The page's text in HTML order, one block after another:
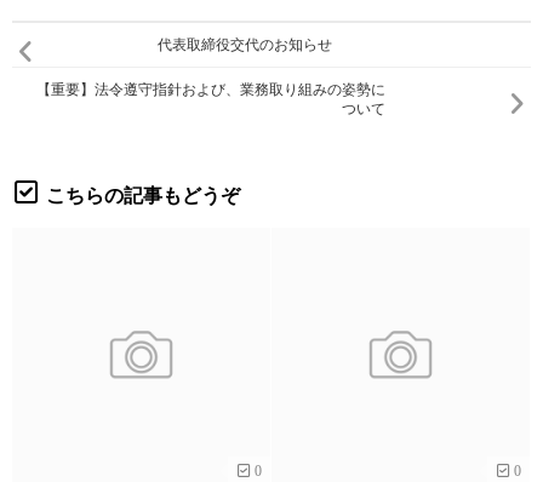
代表取締役交代のお知らせ
【重要】法令遵守指針および、業務取り組みの姿勢に
ついて
こちらの記事もどうぞ
0 0